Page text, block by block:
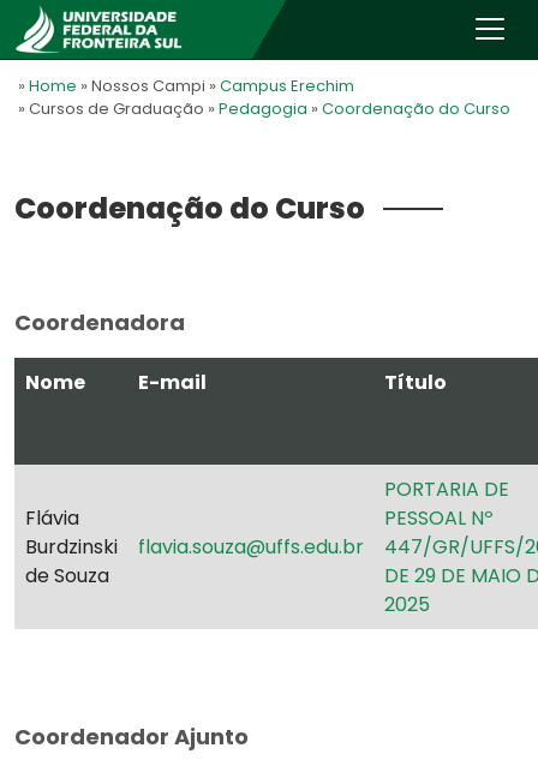
» Home » Nossos Campi » Campus Erechim
» Cursos de Graduação » Pedagogia » Coordenação do Curso
Coordenação do Curso
Coordenadora
Nome E-mail Título
Flávia
Burdzinski
de Souza
flavia.souza@uffs.edu.br
PORTARIA DE
PESSOAL Nº
447/GR/UFFS/
DE 29 DE MAIO
2025
Coordenador Ajunto